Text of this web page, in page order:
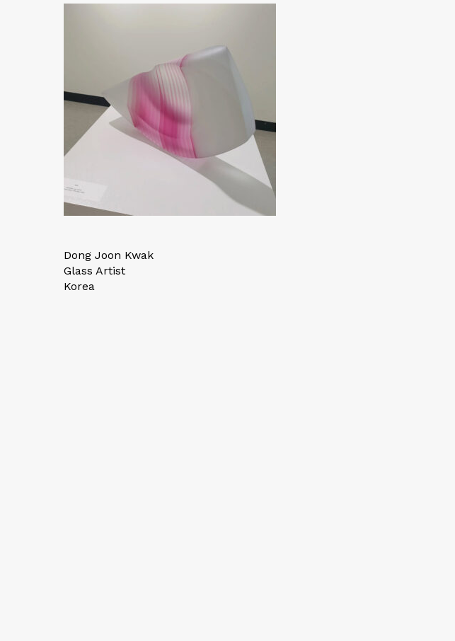
Dong Joon Kwak
Glass Artist
Korea